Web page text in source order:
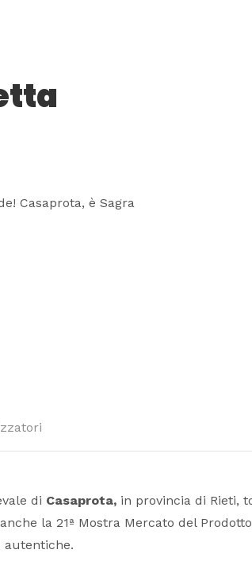
Casaprota, è Sagra
di Casaprota, in provincia di Rieti,
la 21ª Mostra Mercato del
autentiche.